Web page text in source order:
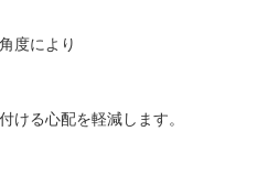
度により
ける心配を軽減します。